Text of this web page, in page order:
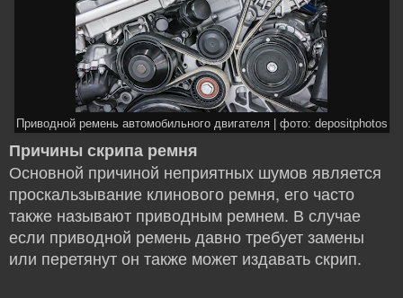
Приводной ремень автомобильного двигателя | фото: depositphotos
Причины скрипа ремня
Основной причиной неприятных шумов является
проскальзывание клинового ремня, его часто
также называют приводным ремнем. В случае
если приводной ремень давно требует замены
или перетянут он также может издавать скрип.